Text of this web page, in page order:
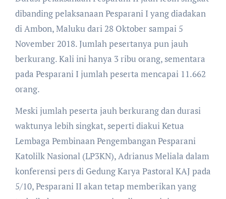
dibanding pelaksanaan Pesparani I yang diadakan
di Ambon, Maluku dari 28 Oktober sampai 5
November 2018. Jumlah pesertanya pun jauh
berkurang. Kali ini hanya 3 ribu orang, sementara
pada Pesparani I jumlah peserta mencapai 11.662
orang.
Meski jumlah peserta jauh berkurang dan durasi
waktunya lebih singkat, seperti diakui Ketua
Lembaga Pembinaan Pengembangan Pesparani
Katolilk Nasional (LP3KN), Adrianus Meliala dalam
konferensi pers di Gedung Karya Pastoral KAJ pada
5/10, Pesparani II akan tetap memberikan yang